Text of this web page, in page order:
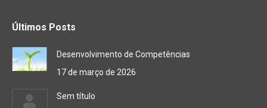
Últimos Posts
Desenvolvimento de Competências
17 de março de 2026
Sem título